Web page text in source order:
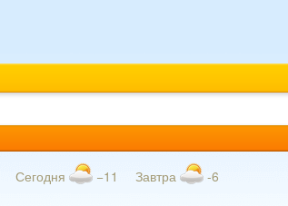
Сегодня −11 Завтра -6